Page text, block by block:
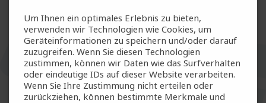
Elektroniker Präzisionsmesstechnik (m/w/d)
Winterthur
Fest - Vollzeit
Um Ihnen ein optimales Erlebnis zu bieten,
verwenden wir Technologien wie Cookies, um
Geräteinformationen zu speichern und/oder darauf
zuzugreifen. Wenn Sie diesen Technologien
zustimmen, können wir Daten wie das Surfverhalten
oder eindeutige IDs auf dieser Website verarbeiten.
Wenn Sie Ihre Zustimmung nicht erteilen oder
zurückziehen, können bestimmte Merkmale und